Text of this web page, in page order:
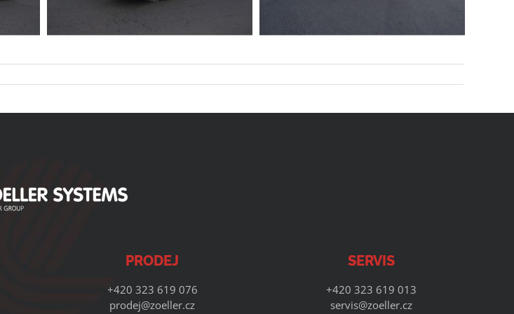
PRODEJ
+420 323 619 076
prodej@zoeller.cz
SERVIS
+420 323 619 013
servis@zoeller.cz